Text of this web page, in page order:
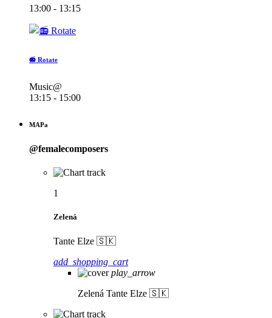
13:00 - 13:15
📻 Rotate
Music@
13:15 - 15:00
MAPa
@femalecomposers
1
Zelená
Tante Elze 🇸🇰
add_shopping_cart
play_arrow
Zelená Tante Elze 🇸🇰